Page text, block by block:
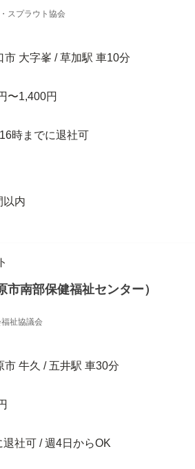
スプラウト協会
市 大字峯 / 草加駅 車10分
〜1,400円
時までに退社可
以内
市南部保健福祉センター）
祉協議会
市 牛久 / 五井駅 車30分
退社可 / 週4日からOK